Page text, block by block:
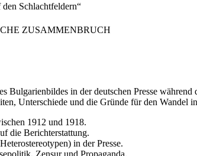
Schlachtfeldern“
ZUSAMMENBRUCH
in der deutschen Presse
Unterschiede und die Gründe für den Wandel
1912 und 1918.
die Berichterstattung.
in der Presse.